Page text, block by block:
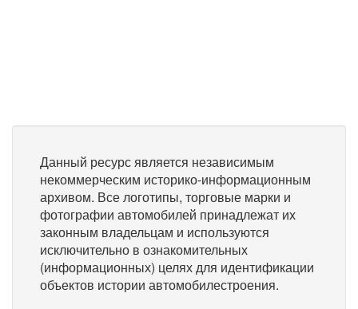
Данный ресурс является независимым
некоммерческим историко-информационным
архивом. Все логотипы, торговые марки и
фотографии автомобилей принадлежат их
законным владельцам и используются
исключительно в ознакомительных
(информационных) целях для идентификации
объектов истории автомобилестроения.